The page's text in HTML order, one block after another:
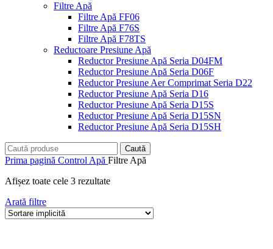
Filtre Apă
Filtre Apă FF06
Filtre Apă F76S
Filtre Apă F78TS
Reductoare Presiune Apă
Reductor Presiune Apă Seria D04FM
Reductor Presiune Apă Seria D06F
Reductor Presiune Aer Comprimat Seria D22
Reductor Presiune Apă Seria D16
Reductor Presiune Apă Seria D15S
Reductor Presiune Apă Seria D15SN
Reductor Presiune Apă Seria D15SH
Caută
Prima pagină Control Apă Filtre Apă
Afișez toate cele 3 rezultate
Arată filtre